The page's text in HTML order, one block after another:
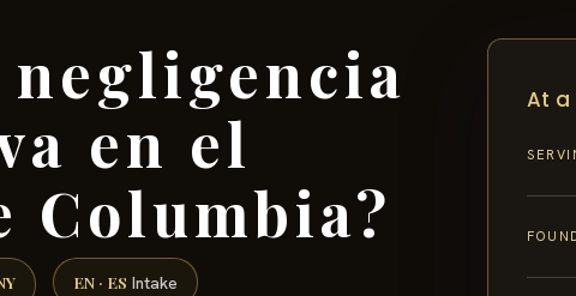
negligencia
en el
EN · ES Intake
At a